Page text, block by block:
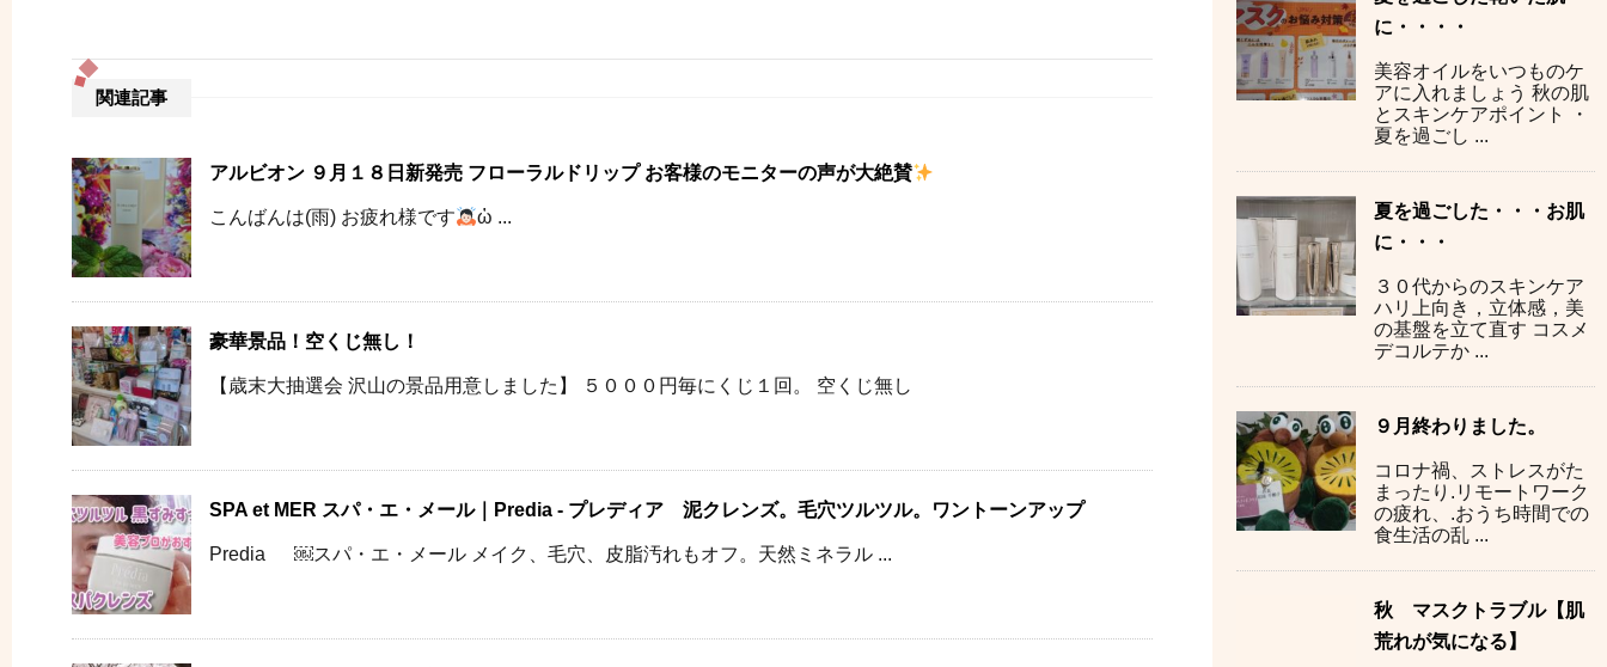
関連記事
アルビオン ９月１８日新発売 フローラルドリップ お客様のモニターの声が大絶賛
こんばんは(雨) お疲れ様です ὠ ...
豪華景品！空くじ無し！
【歳末大抽選会 沢山の景品用意しました】 ５０００円毎にくじ１回。 空くじ無し
SPA et MER スパ・エ・メール｜Predia - プレディア 泥クレンズ。毛穴ツルツル。ワントーンアップ
Predia ￼スパ・エ・メール メイク、毛穴、皮脂汚れもオフ。天然ミネラル ...
に・・・・
美容オイルをいつものケ
アに入れましょう 秋の肌
とスキンケアポイント ・
夏を過ごし ...
夏を過ごした・・・お肌
に・・・
３０代からのスキンケア
ハリ上向き，立体感，美
の基盤を立て直す コスメ
デコルテか ...
９月終わりました。
コロナ禍、ストレスがた
まったり.リモートワーク
の疲れ、.おうち時間での
食生活の乱 ...
秋 マスクトラブル【肌
荒れが気になる】